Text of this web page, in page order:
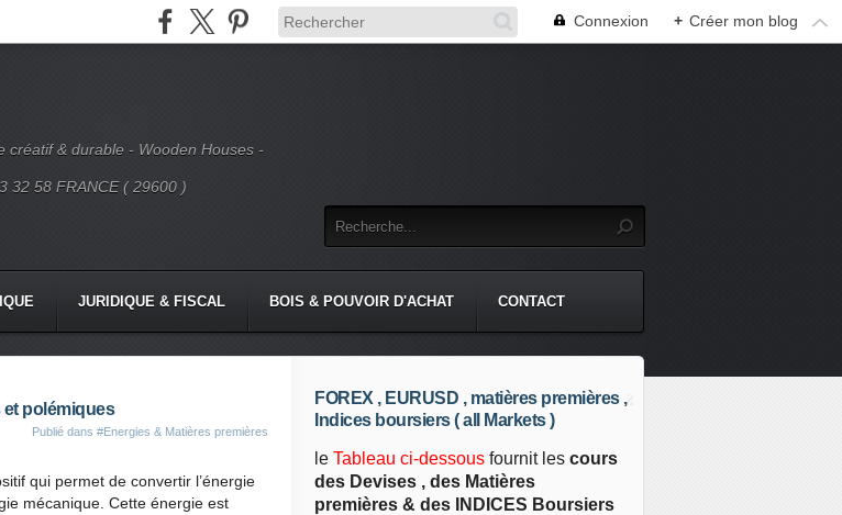
Connexion + Créer mon blog
créatif & durable - Wooden Houses -
32 58 FRANCE ( 29600 )
JURIDIQUE & FISCAL BOIS & POUVOIR D'ACHAT CONTACT
et polémiques
Publié dans #Energies & Matières premières
qui permet de convertir l’énergie
mécanique. Cette énergie est
FOREX , EURUSD , matières premières ,
Indices boursiers ( all Markets )
le Tableau ci-dessous fournit les cours
des Devises , des Matières
premières & des INDICES Boursiers